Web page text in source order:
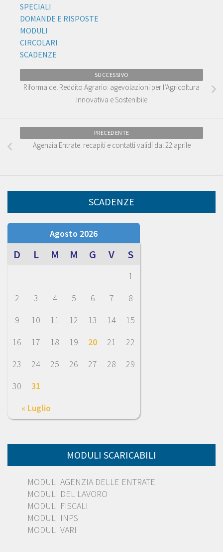
SPECIALI
DOMANDE E RISPOSTE
MODULI
CIRCOLARI
SCADENZE
SUCCESSIVO
Riforma del Reddito Agrario: agevolazioni per l’Agricoltura
Innovativa e Sostenibile
PRECEDENTE
Agenzia Entrate: recapiti e contatti validi dal 22 aprile
SCADENZE
Agosto 2026
D L M M G V S
« Luglio
1
2
3 4 5 6 7
8
9
10 11 12 13 14
15
16
17 18 19 20 21
22
23
24 25 26 27 28
29
30
31
MODULI SCARICABILI
MODULI AGENZIA DELLE ENTRATE
MODULI DEL LAVORO
MODULI FISCALI
MODULI INPS
MODULI VARI